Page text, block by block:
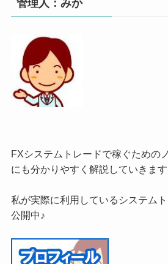
管理人：みか
FXシステムトレードで稼ぐための
にも分かりやすく解説していきます
私が実際に利用しているシステム
公開中♪